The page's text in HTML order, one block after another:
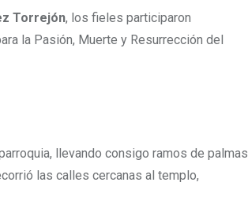
Torrejón, los fieles participaron
la Pasión, Muerte y Resurrección del
llevando consigo ramos de palmas
las calles cercanas al templo,